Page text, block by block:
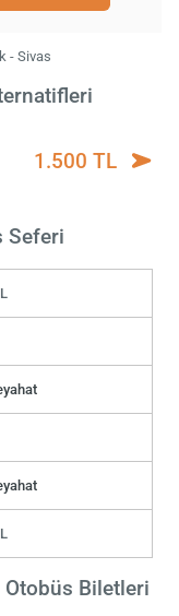
- Sivas
1.500 TL
Seferi
Otobüs Biletleri